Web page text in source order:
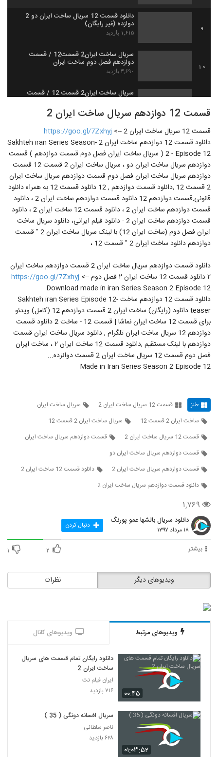
9
دانلود قسمت 12 سریال ساخت ایران دو 2
دوازده (غیر رایگان)
۱,۶۱۵ بازدید
10
سریال ساخت ایران2 قسمت12 / قسمت
دوازدهم فصل دوم ساخت ایران
۳,۶۹۰ بازدید
سریال ساخت ایران2 قسمت 12 / قسمت
12
ساخت ایران 15 فصل دوم / سریال ساخت
قسمت پانزدهم فصل 2- نماشا
قسمت 12 دوازدهم سریال ساخت ایران 2
قسمت 12 سریال ساخت ایران 2 -->
https://goo.gl/7Zxhyj
دانلود قسمت 12 دوازدهم ساخت ایران 2 -Sakhteh iran Series Season
2 - Episode 12 ( سریال ساخت ایران فصل دوم قسمت دوازدهم ) قسمت
دوازدهم سریال ساخت ایران دو ، سریال ساخت ایران 2 قسمت 12 قسمت
دوازدهم سریال ساخت ایران فصل دوم قسمت دوازدهم سریال ساخت ایران
2 قسمت 12 ,دانلود قسمت دوازدهم , 12 دانلود قسمت 12 به همراه دانلود
قانونی,قسمت دوازدهم 12 دانلود قسمت دوازدهم ساخت ایران 2 ، دانلود
قسمت دوازدهم ساخت ایران 2 ، دانلود قسمت 12 ساخت ایران 2 ، دانلود
قسمت دوازدهم ساخت ایران 2 - دانلود فیلم ایرانی، دانلود سریال ساخت
ایران فصل دوم (ساخت ایران 12) با لینک سریال ساخت ایران 2 " قسمت
دوازدهم دانلود ساخت ایران 2 " قسمت 12 ،
دانلود قسمت دوازدهم سریال ساخت ایران 2 قسمت دوازدهم ساخت ایران
۲ دانلود قسمت 12 ساخت ایران ۲ فصل دوم -->
https://goo.gl/7Zxhyj
Download made in iran Series Season 2 Episode 12
دانلود قسمت 12 دوازدهم ساخت Sakhteh iran Series Episode 12-
teaser دانلود (رایگان) ساخت ایران 2 قسمت دوازدهم 12 (کامل) ویدئو
برای قسمت 12 ساخت ایران نماشا | قسمت 12 - ساخت 2 دانلود قسمت
دوازدهم 12 سریال ساخت ایران تلگرام , دانلود سریال ساخت ایران قسمت
دوازدهم با لینک مستقیم ,دانلود قسمت 12 ساخت ایران ۲ ، ساخت ایران
فصل دوم قسمت 12 سریال ساخت ایران 2 قسمت دوانزده...
Made in Iran Series Season 2 Episode 12
طنز قسمت 12 سریال ساخت ایران 2
سریال ساخت ایران
ساخت ایران 2 قسمت 12
سریال ساخت ایران 2 قسمت 12
قسمت 12 سریال ساخت ایران 2
قسمت دوازدهم سریال ساخت ایران
قسمت دوازدهم سریال ساخت ایران دو
قسمت دوازدهم سریال ساخت ایران 2
دانلود قسمت 12 ساخت ایران 2
دانلود قسمت دوازدهم سریال ساخت ایران 2
۱,۷۶۹
دانلود سریال بالشها عمو پورنگ
۱۸ مرداد ۱۳۹۷ دنبال کردن
بیشتر ۲ ۱
نظرات ویدیوهای دیگر
ویدیوهای مرتبط ویدیوهای کانال
۰۰:۴۵
دانلود رایگان تمام قسمت های سریال
ساخت ایران 2
ایران فیلم نت
۷۱۶ بازدید
۰۱:۰۳:۵۲
سریال افسانه دونگی ( 35 )
ناصر سلطانی
۶۲۸ بازدید